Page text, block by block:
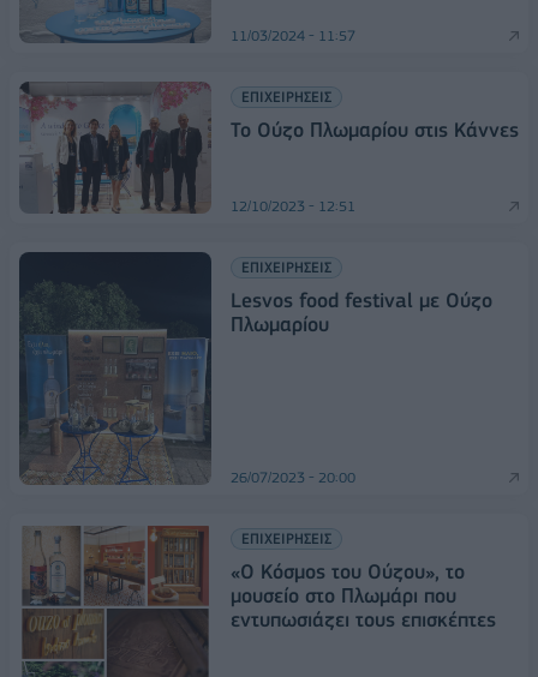
11/03/2024 - 11:57
ΕΠΙΧΕΙΡΗΣΕΙΣ
Το Ούζο Πλωμαρίου στις Κάννες
12/10/2023 - 12:51
ΕΠΙΧΕΙΡΗΣΕΙΣ
Lesvos food festival με Ούζο
Πλωμαρίου
26/07/2023 - 20:00
ΕΠΙΧΕΙΡΗΣΕΙΣ
«Ο Κόσμος του Ούζου», το
μουσείο στο Πλωμάρι που
εντυπωσιάζει τους επισκέπτες